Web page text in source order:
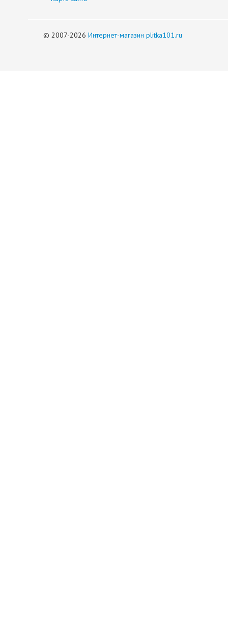
© 2007-2026 Интернет-магазин plitka101.ru